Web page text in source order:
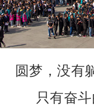
圆梦，没有
只有奋